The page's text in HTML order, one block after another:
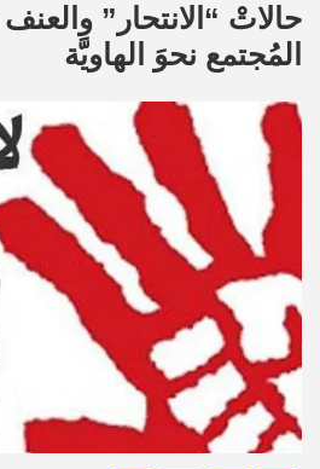
حالاتْ “الانتحار”
المُجتمع نحوَ الهاويَّة